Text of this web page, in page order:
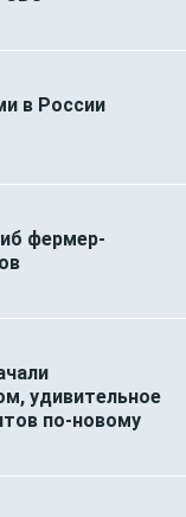
в России
фермер-
удивительное
по-новому